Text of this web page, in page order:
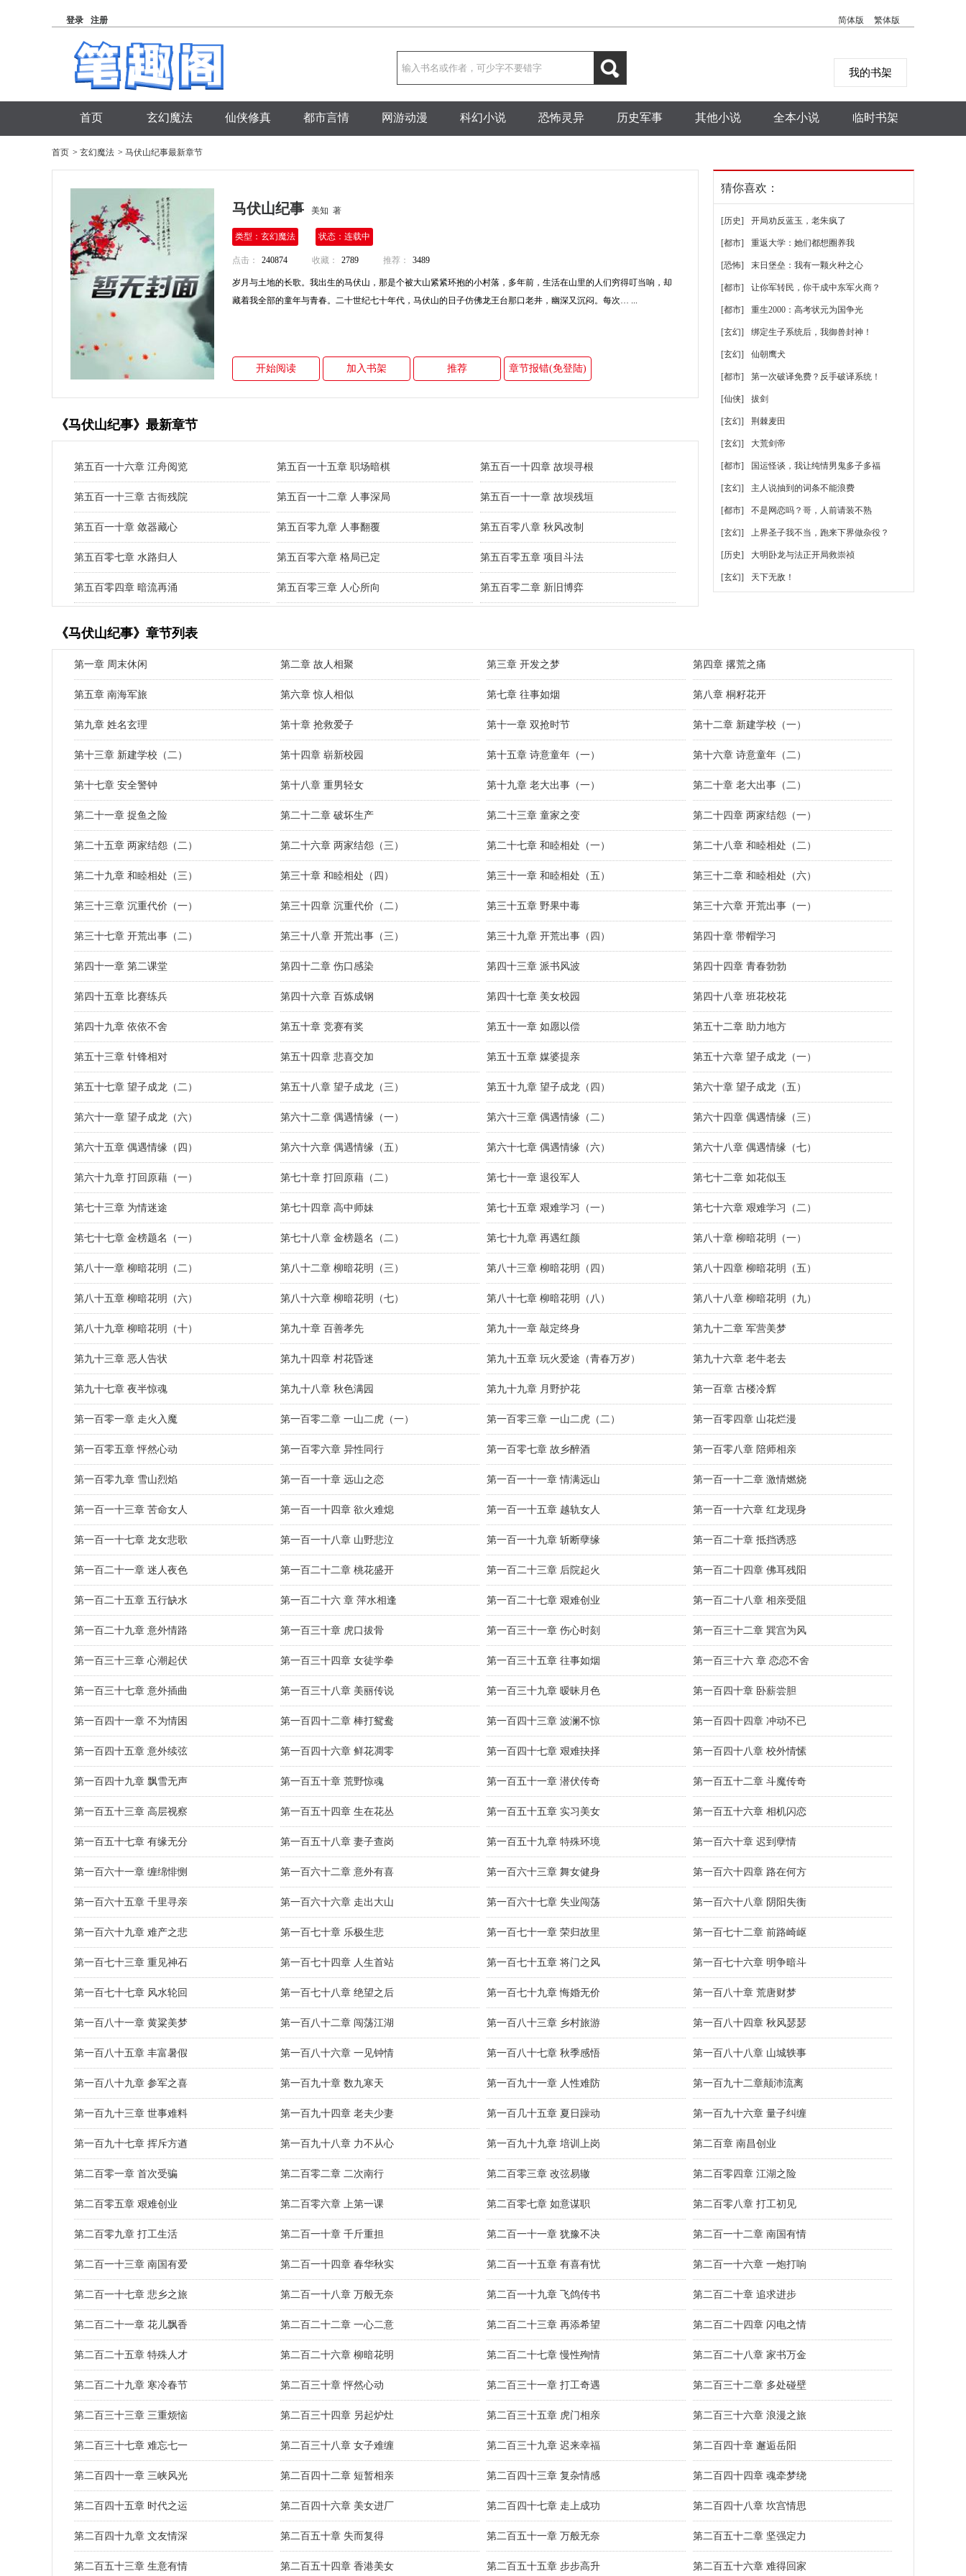
登录 注册 简体版 繁体版
我的书架
首页 玄幻魔法 仙侠修真 都市言情 网游动漫 科幻小说 恐怖灵异 历史军事 其他小说 全本小说 临时书架
首页 > 玄幻魔法 > 马伏山纪事最新章节
马伏山纪事 美知 著
类型：玄幻魔法 状态：连载中
点击： 240874 收藏： 2789 推荐： 3489
岁月与土地的长歌。我出生的马伏山，那是个被大山紧紧环抱的小村落，多年前，生活在山里的人们穷得叮当响，却
藏着我全部的童年与青春。二十世纪七十年代，马伏山的日子仿佛龙王台那口老井，幽深又沉闷。每次… ...
开始阅读 加入书架 推荐 章节报错(免登陆)
猜你喜欢：
[历史] 开局劝反蓝玉，老朱疯了
[都市] 重返大学：她们都想圈养我
[恐怖] 末日堡垒：我有一颗火种之心
[都市] 让你军转民，你干成中东军火商？
[都市] 重生2000：高考状元为国争光
[玄幻] 绑定生子系统后，我御兽封神！
[玄幻] 仙朝鹰犬
[都市] 第一次破译免费？反手破译系统！
[仙侠] 拔剑
[玄幻] 荆棘麦田
[玄幻] 大荒剑帝
[都市] 国运怪谈，我让纯情男鬼多子多福
[玄幻] 主人说抽到的词条不能浪费
[都市] 不是网恋吗？哥，人前请装不熟
[玄幻] 上界圣子我不当，跑来下界做杂役？
[历史] 大明卧龙与法正开局救崇祯
[玄幻] 天下无敌！
《马伏山纪事》最新章节
第五百一十六章 江舟阅览 第五百一十五章 职场暗棋 第五百一十四章 故坝寻根
第五百一十三章 古衙残院 第五百一十二章 人事深局 第五百一十一章 故坝残垣
第五百一十章 敛器藏心 第五百零九章 人事翻覆 第五百零八章 秋风改制
第五百零七章 水路归人 第五百零六章 格局已定 第五百零五章 项目斗法
第五百零四章 暗流再涌 第五百零三章 人心所向 第五百零二章 新旧博弈
《马伏山纪事》章节列表
第一章 周末休闲 第二章 故人相聚 第三章 开发之梦 第四章 撂荒之痛
第五章 南海军旅 第六章 惊人相似 第七章 往事如烟 第八章 桐籽花开
第九章 姓名玄理 第十章 抢救爱子 第十一章 双抢时节 第十二章 新建学校（一）
第十三章 新建学校（二） 第十四章 崭新校园 第十五章 诗意童年（一） 第十六章 诗意童年（二）
第十七章 安全警钟 第十八章 重男轻女 第十九章 老大出事（一） 第二十章 老大出事（二）
第二十一章 捉鱼之险 第二十二章 破坏生产 第二十三章 童家之变 第二十四章 两家结怨（一）
第二十五章 两家结怨（二） 第二十六章 两家结怨（三） 第二十七章 和睦相处（一） 第二十八章 和睦相处（二）
第二十九章 和睦相处（三） 第三十章 和睦相处（四） 第三十一章 和睦相处（五） 第三十二章 和睦相处（六）
第三十三章 沉重代价（一） 第三十四章 沉重代价（二） 第三十五章 野果中毒 第三十六章 开荒出事（一）
第三十七章 开荒出事（二） 第三十八章 开荒出事（三） 第三十九章 开荒出事（四） 第四十章 带帽学习
第四十一章 第二课堂 第四十二章 伤口感染 第四十三章 派书风波 第四十四章 青春勃勃
第四十五章 比赛练兵 第四十六章 百炼成钢 第四十七章 美女校园 第四十八章 班花校花
第四十九章 依依不舍 第五十章 竞赛有奖 第五十一章 如愿以偿 第五十二章 助力地方
第五十三章 针锋相对 第五十四章 悲喜交加 第五十五章 媒婆提亲 第五十六章 望子成龙（一）
第五十七章 望子成龙（二） 第五十八章 望子成龙（三） 第五十九章 望子成龙（四） 第六十章 望子成龙（五）
第六十一章 望子成龙（六） 第六十二章 偶遇情缘（一） 第六十三章 偶遇情缘（二） 第六十四章 偶遇情缘（三）
第六十五章 偶遇情缘（四） 第六十六章 偶遇情缘（五） 第六十七章 偶遇情缘（六） 第六十八章 偶遇情缘（七）
第六十九章 打回原藉（一） 第七十章 打回原藉（二） 第七十一章 退役军人 第七十二章 如花似玉
第七十三章 为情迷途 第七十四章 高中师妹 第七十五章 艰难学习（一） 第七十六章 艰难学习（二）
第七十七章 金榜题名（一） 第七十八章 金榜题名（二） 第七十九章 再遇红颜 第八十章 柳暗花明（一）
第八十一章 柳暗花明（二） 第八十二章 柳暗花明（三） 第八十三章 柳暗花明（四） 第八十四章 柳暗花明（五）
第八十五章 柳暗花明（六） 第八十六章 柳暗花明（七） 第八十七章 柳暗花明（八） 第八十八章 柳暗花明（九）
第八十九章 柳暗花明（十） 第九十章 百善孝先 第九十一章 敲定终身 第九十二章 军营美梦
第九十三章 恶人告状 第九十四章 村花昏迷 第九十五章 玩火爱途（青春万岁） 第九十六章 老牛老去
第九十七章 夜半惊魂 第九十八章 秋色满园 第九十九章 月野护花 第一百章 古楼冷辉
第一百零一章 走火入魔 第一百零二章 一山二虎（一） 第一百零三章 一山二虎（二） 第一百零四章 山花烂漫
第一百零五章 怦然心动 第一百零六章 异性同行 第一百零七章 故乡醉酒 第一百零八章 陪师相亲
第一百零九章 雪山烈焰 第一百一十章 远山之恋 第一百一十一章 情满远山 第一百一十二章 激情燃烧
第一百一十三章 苦命女人 第一百一十四章 欲火难熄 第一百一十五章 越轨女人 第一百一十六章 红龙现身
第一百一十七章 龙女悲歌 第一百一十八章 山野悲泣 第一百一十九章 斩断孽缘 第一百二十章 抵挡诱惑
第一百二十一章 迷人夜色 第一百二十二章 桃花盛开 第一百二十三章 后院起火 第一百二十四章 佛耳残阳
第一百二十五章 五行缺水 第一百二十六 章 萍水相逢 第一百二十七章 艰难创业 第一百二十八章 相亲受阻
第一百二十九章 意外情路 第一百三十章 虎口拔骨 第一百三十一章 伤心时刻 第一百三十二章 巽宫为风
第一百三十三章 心潮起伏 第一百三十四章 女徒学拳 第一百三十五章 往事如烟 第一百三十六 章 恋恋不舍
第一百三十七章 意外插曲 第一百三十八章 美丽传说 第一百三十九章 暧昧月色 第一百四十章 卧薪尝胆
第一百四十一章 不为情困 第一百四十二章 棒打鸳鸯 第一百四十三章 波澜不惊 第一百四十四章 冲动不已
第一百四十五章 意外续弦 第一百四十六章 鲜花凋零 第一百四十七章 艰难抉择 第一百四十八章 校外情愫
第一百四十九章 飘雪无声 第一百五十章 荒野惊魂 第一百五十一章 潜伏传奇 第一百五十二章 斗魔传奇
第一百五十三章 高层视察 第一百五十四章 生在花丛 第一百五十五章 实习美女 第一百五十六章 相机闪恋
第一百五十七章 有缘无分 第一百五十八章 妻子查岗 第一百五十九章 特殊环境 第一百六十章 迟到孽情
第一百六十一章 缠绵悱恻 第一百六十二章 意外有喜 第一百六十三章 舞女健身 第一百六十四章 路在何方
第一百六十五章 千里寻亲 第一百六十六章 走出大山 第一百六十七章 失业闯荡 第一百六十八章 阴阳失衡
第一百六十九章 难产之悲 第一百七十章 乐极生悲 第一百七十一章 荣归故里 第一百七十二章 前路崎岖
第一百七十三章 重见神石 第一百七十四章 人生首站 第一百七十五章 将门之风 第一百七十六章 明争暗斗
第一百七十七章 风水轮回 第一百七十八章 绝望之后 第一百七十九章 悔婚无价 第一百八十章 荒唐财梦
第一百八十一章 黄粱美梦 第一百八十二章 闯荡江湖 第一百八十三章 乡村旅游 第一百八十四章 秋风瑟瑟
第一百八十五章 丰富暑假 第一百八十六章 一见钟情 第一百八十七章 秋季感悟 第一百八十八章 山城轶事
第一百八十九章 参军之喜 第一百九十章 数九寒天 第一百九十一章 人性难防 第一百九十二章颠沛流离
第一百九十三章 世事难料 第一百九十四章 老夫少妻 第一百几十五章 夏日躁动 第一百九十六章 量子纠缠
第一百九十七章 挥斥方遒 第一百九十八章 力不从心 第一百九十九章 培训上岗 第二百章 南昌创业
第二百零一章 首次受骗 第二百零二章 二次南行 第二百零三章 改弦易辙 第二百零四章 江湖之险
第二百零五章 艰难创业 第二百零六章 上第一课 第二百零七章 如意谋职 第二百零八章 打工初见
第二百零九章 打工生活 第二百一十章 千斤重担 第二百一十一章 犹豫不决 第二百一十二章 南国有情
第二百一十三章 南国有爱 第二百一十四章 春华秋实 第二百一十五章 有喜有忧 第二百一十六章 一炮打响
第二百一十七章 悲乡之旅 第二百一十八章 万般无奈 第二百一十九章 飞鸽传书 第二百二十章 追求进步
第二百二十一章 花儿飘香 第二百二十二章 一心二意 第二百二十三章 再添希望 第二百二十四章 闪电之情
第二百二十五章 特殊人才 第二百二十六章 柳暗花明 第二百二十七章 慢性殉情 第二百二十八章 家书万金
第二百二十九章 寒冷春节 第二百三十章 怦然心动 第二百三十一章 打工奇遇 第二百三十二章 多处碰壁
第二百三十三章 三重烦恼 第二百三十四章 另起炉灶 第二百三十五章 虎门相亲 第二百三十六章 浪漫之旅
第二百三十七章 难忘七一 第二百三十八章 女子难缠 第二百三十九章 迟来幸福 第二百四十章 邂逅岳阳
第二百四十一章 三峡风光 第二百四十二章 短暂相亲 第二百四十三章 复杂情感 第二百四十四章 魂牵梦绕
第二百四十五章 时代之运 第二百四十六章 美女进厂 第二百四十七章 走上成功 第二百四十八章 坎宫情思
第二百四十九章 文友情深 第二百五十章 失而复得 第二百五十一章 万般无奈 第二百五十二章 坚强定力
第二百五十三章 生意有情 第二百五十四章 香港美女 第二百五十五章 步步高升 第二百五十六章 难得回家